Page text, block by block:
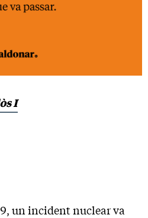
I
un incident nuclear va